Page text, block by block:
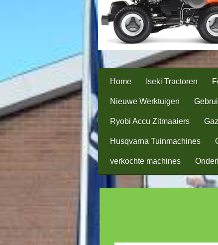
Home Iseki Tractoren
Nieuwe Werktuigen
Ryobi Accu Zitmaaiers
Husqvarna Tuinmachines
verkochte machines